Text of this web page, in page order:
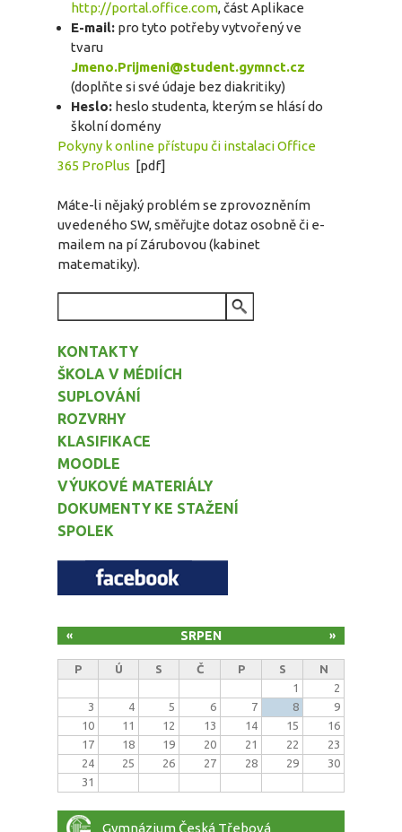
http://portal.office.com, část Aplikace
E-mail: pro tyto potřeby vytvořený ve
tvaru
Jmeno.Prijmeni@student.gymnct.cz
(doplňte si své údaje bez diakritiky)
Heslo: heslo studenta, kterým se hlásí do
školní domény
Pokyny k online přístupu či instalaci Office
365 ProPlus [pdf]
Máte-li nějaký problém se zprovozněním
uvedeného SW, směřujte dotaz osobně či e-
mailem na pí Zárubovou (kabinet
matematiky).
KONTAKTY
ŠKOLA V MÉDIÍCH
SUPLOVÁNÍ
ROZVRHY
KLASIFIKACE
MOODLE
VÝUKOVÉ MATERIÁLY
DOKUMENTY KE STAŽENÍ
SPOLEK
SRPEN
« »
P Ú S Č P S
N
1
2
3
4 5 6 7 8
9
10
11 12 13 14 15
16
17
18 19 20 21 22
23
24
25 26 27 28 29
30
31
Gymnázium Česká Třebová